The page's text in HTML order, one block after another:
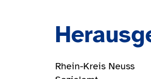
Rhein-Kreis Neuss